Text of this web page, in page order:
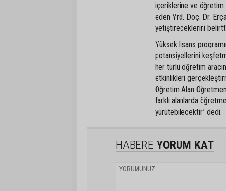
içeriklerine ve öğretim
eden Yrd. Doç. Dr.
yetiştireceklerini
Yüksek lisans
potansiyellerini
her türlü öğretim
etkinlikleri
Öğretim Alan
farklı alanlarda
yürütebilecektir” dedi.
HABERE YORUM KAT